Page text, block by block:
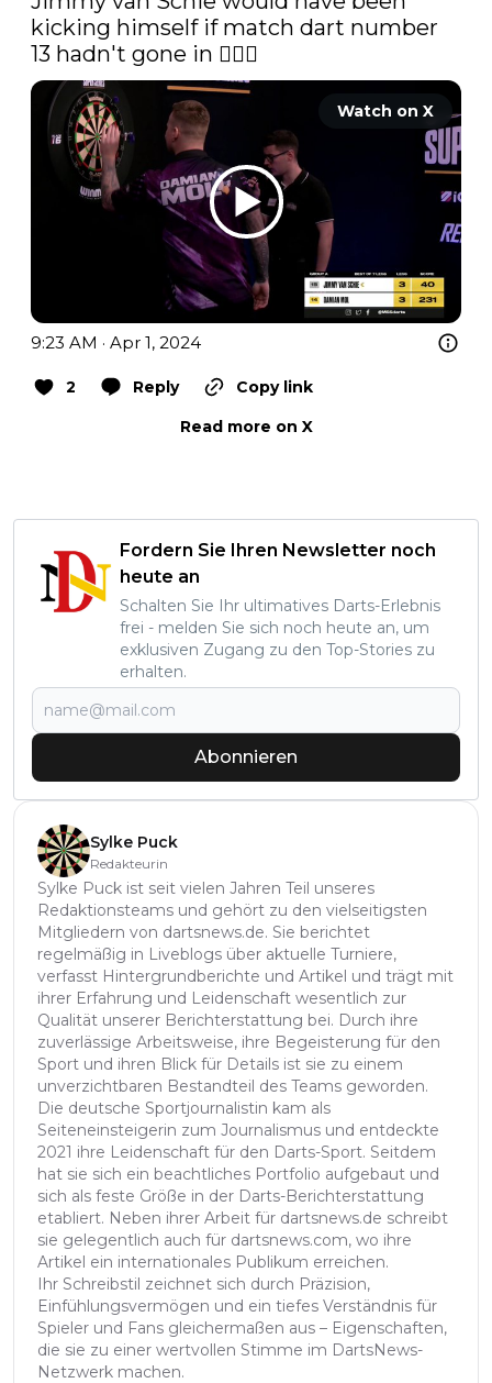
kicking himself if match dart number
13 hadn't gone in 🤦🏻‍♂️
Watch on X
9:23 AM · Apr 1, 2024
2 Reply
Copy link
Read more on X
Fordern Sie Ihren Newsletter noch
heute an
Schalten Sie Ihr ultimatives Darts-Erlebnis
frei - melden Sie sich noch heute an, um
exklusiven Zugang zu den Top-Stories zu
erhalten.
Abonnieren
Sylke Puck
Redakteurin
Sylke Puck ist seit vielen Jahren Teil unseres
Redaktionsteams und gehört zu den vielseitigsten
Mitgliedern von dartsnews.de. Sie berichtet
regelmäßig in Liveblogs über aktuelle Turniere,
verfasst Hintergrundberichte und Artikel und trägt mit
ihrer Erfahrung und Leidenschaft wesentlich zur
Qualität unserer Berichterstattung bei. Durch ihre
zuverlässige Arbeitsweise, ihre Begeisterung für den
Sport und ihren Blick für Details ist sie zu einem
unverzichtbaren Bestandteil des Teams geworden.
Die deutsche Sportjournalistin kam als
Seiteneinsteigerin zum Journalismus und entdeckte
2021 ihre Leidenschaft für den Darts-Sport. Seitdem
hat sie sich ein beachtliches Portfolio aufgebaut und
sich als feste Größe in der Darts-Berichterstattung
etabliert. Neben ihrer Arbeit für dartsnews.de schreibt
sie gelegentlich auch für dartsnews.com, wo ihre
Artikel ein internationales Publikum erreichen.
Ihr Schreibstil zeichnet sich durch Präzision,
Einfühlungsvermögen und ein tiefes Verständnis für
Spieler und Fans gleichermaßen aus – Eigenschaften,
die sie zu einer wertvollen Stimme im DartsNews-
Netzwerk machen.